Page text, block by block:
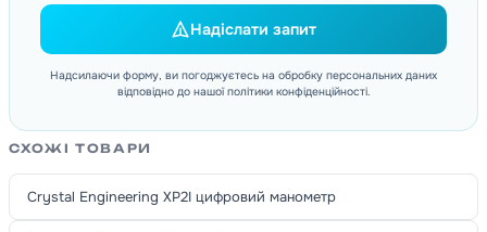
Надіслати запит
Надсилаючи форму, ви погоджуєтесь на обробку персональних даних
відповідно до нашої політики конфіденційності.
СХОЖІ ТОВАРИ
Crystal Engineering XP2I цифровий манометр